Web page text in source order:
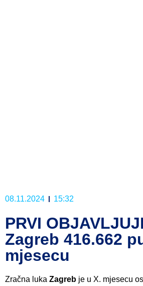
08.11.2024 15:32
PRVI
Zagreb 416.662
mjesecu
Zračna luka Zagreb je u X. mjesecu